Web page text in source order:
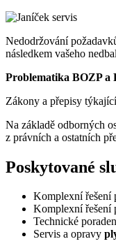
Nedodržování
následkem vašeho
Problematika BOZP a
Zákony a přepisy
Na základě odborných
z právních a ostatních
Poskytované
Komplexní řešení
Komplexní řešení
Technické
Servis a opravy